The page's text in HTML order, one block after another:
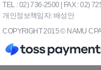
TEL : 02) 736-2500 | FAX : 02)
개인정보책임자: 배성안
COPYRIGHT 2015 © NAMU